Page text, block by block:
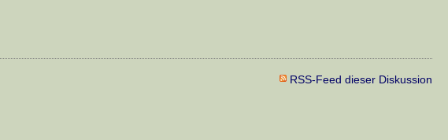
RSS-Feed dieser Diskussion